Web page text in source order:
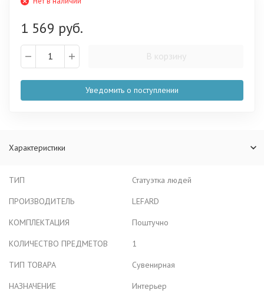
1 569 руб.
В корзину
Уведомить о поступлении
Характеристики
ТИП
Статуэтка людей
ПРОИЗВОДИТЕЛЬ
LEFARD
КОМПЛЕКТАЦИЯ
Поштучно
КОЛИЧЕСТВО ПРЕДМЕТОВ
1
ТИП ТОВАРА
Сувенирная
НАЗНАЧЕНИЕ
Интерьер